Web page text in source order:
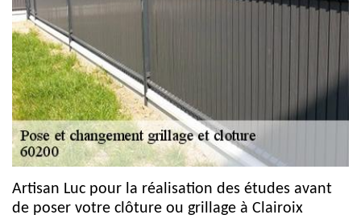
Artisan Luc pour la réalisation des études avant
de poser votre clôture ou grillage à Clairoix